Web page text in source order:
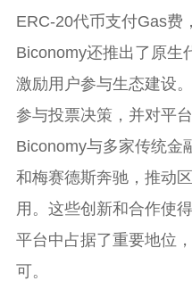
ERC-20代币支付Gas费
Biconomy还推出了原生
激励用户参与生态建设
参与投票决策，并对平
Biconomy与多家传统金
和梅赛德斯奔驰，推动
用。这些创新和合作使
平台中占据了重要地位
可。